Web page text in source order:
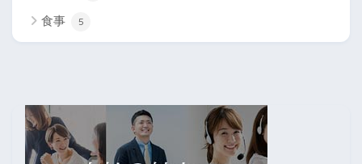
食事 5